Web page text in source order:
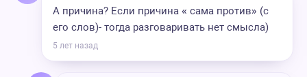
А причина? Если причина « сама против» (с
его слов)- тогда разговаривать нет смысла)
5 лет назад